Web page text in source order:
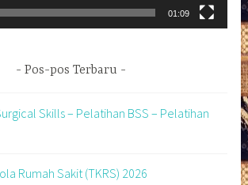
01:09
Pos-pos Terbaru
Skills – Pelatihan BSS – Pelatihan
Rumah Sakit (TKRS) 2026